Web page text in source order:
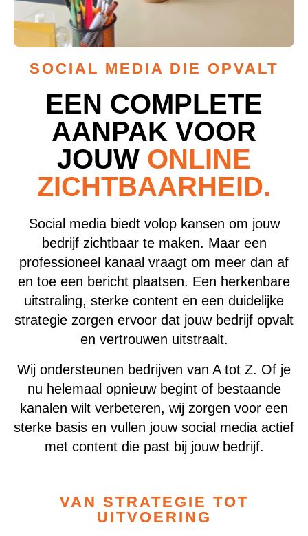
SOCIAL MEDIA DIE OPVALT
EEN COMPLETE
AANPAK VOOR
JOUW ONLINE
ZICHTBAARHEID.
Social media biedt volop kansen om jouw
bedrijf zichtbaar te maken. Maar een
professioneel kanaal vraagt om meer dan af
en toe een bericht plaatsen. Een herkenbare
uitstraling, sterke content en een duidelijke
strategie zorgen ervoor dat jouw bedrijf opvalt
en vertrouwen uitstraalt.
Wij ondersteunen bedrijven van A tot Z. Of je
nu helemaal opnieuw begint of bestaande
kanalen wilt verbeteren, wij zorgen voor een
sterke basis en vullen jouw social media actief
met content die past bij jouw bedrijf.
VAN STRATEGIE TOT
UITVOERING